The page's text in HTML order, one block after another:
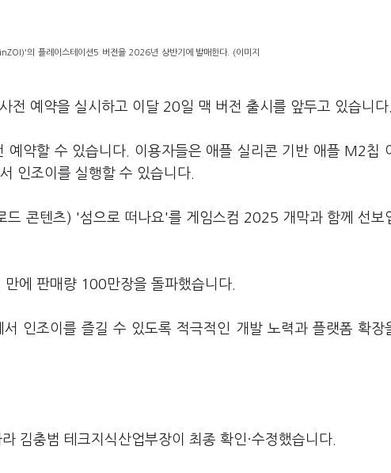
의 플레이스테이션5 버전을 2026년 상반기에 발매한다. (이미지
전 예약을 실시하고 이달 20일 맥 버전 출시를 앞두고 있습니다.
약할 수 있습니다. 이용자들은 애플 실리콘 기반 애플 M2칩
인조이를 실행할 수 있습니다.
드 콘텐츠) '섬으로 떠나요'를 게임스컴 2025 개막과 함께 선보
에 판매량 100만장을 돌파했습니다.
인조이를 즐길 수 있도록 적극적인 개발 노력과 플랫폼 확장
김충범 테크지식산업부장이 최종 확인·수정했습니다.